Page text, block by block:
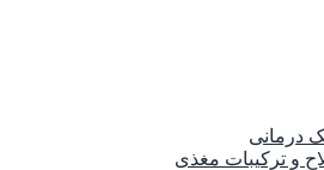
درمانی
و ترکیبات مغذی